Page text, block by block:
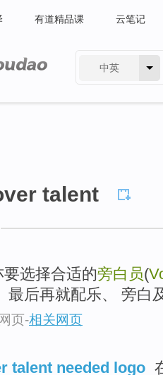
有道精品课 云笔记
中英
talent
选择合适的旁白员(
最后再就配乐、 旁白
页-相关网页
talent needed logo